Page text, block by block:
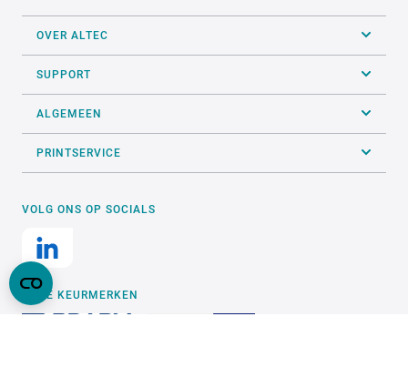
OVER ALTEC
SUPPORT
ALGEMEEN
PRINTSERVICE
VOLG ONS OP SOCIALS
ONZE KEURMERKEN